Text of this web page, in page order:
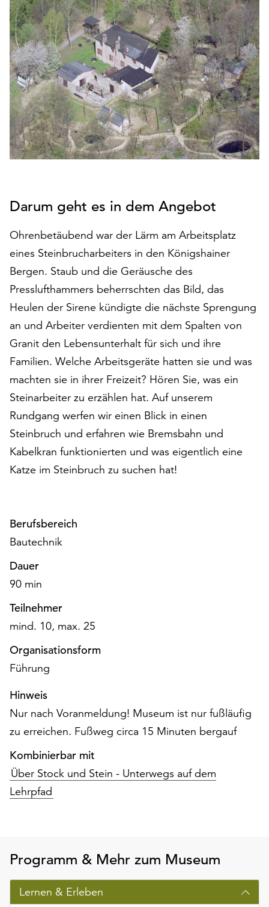
den
Betrieb
der
Seite
notwendig
sind
(funktionale
Cookies),
sowie
solche,
die
lediglich
Statistikzwecken
werden.
Klicken
Sie
auf
„Alle
akzeptieren“,
um
alle
Cookies
zu
akzeptieren.
Sie
Ihr
Einverständnis
jederzeit
und
steht
Ihnen
am
Ende
der
Seite
die
Schaltfläche
„Cookie-
zur
Verfügung.
Cookies
werden
ohne
Ihr
Einverständnis
weiterhin
ausgeführt.
verwendeten
Cookies
anpassen,
erreichen
Darum geht es in dem Angebot
Ohrenbetäubend war der Lärm am Arbeitsplatz
eines Steinbrucharbeiters in den Königshainer
Bergen. Staub und die Geräusche des
Presslufthammers beherrschten das Bild, das
Heulen der Sirene kündigte die nächste Sprengung
an und Arbeiter verdienten mit dem Spalten von
Granit den Lebensunterhalt für sich und ihre
Familien. Welche Arbeitsgeräte hatten sie und was
machten sie in ihrer Freizeit? Hören Sie, was ein
Steinarbeiter zu erzählen hat. Auf unserem
Rundgang werfen wir einen Blick in einen
Steinbruch und erfahren wie Bremsbahn und
Kabelkran funktionierten und was eigentlich eine
Katze im Steinbruch zu suchen hat!
Berufsbereich
Bautechnik
Dauer
90 min
Teilnehmer
mind. 10, max. 25
Organisationsform
Führung
Hinweis
Nur nach Voranmeldung! Museum ist nur fußläufig
zu erreichen. Fußweg circa 15 Minuten bergauf
Kombinierbar mit
Über Stock und Stein - Unterwegs auf dem
Lehrpfad
Programm & Mehr zum Museum
Lernen & Erleben